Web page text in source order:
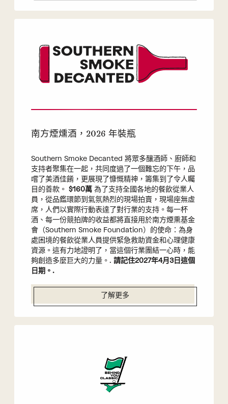
南方煙燻酒，2026 年裝瓶
Southern Smoke Decanted 將眾多釀酒師、廚師和
支持者聚集在一起，共同度過了一個難忘的下午，品
嚐了美酒佳餚，更展現了慷慨精神，籌集到了令人矚
目的善款。 $160萬為了支持全國各地的餐飲從業人
員，從品鑑環節到氣氛熱烈的現場拍賣，現場座無虛
席，人們以實際行動表達了對行業的支持。每一杯
酒、每一份競拍牌的收益都將直接用於南方煙熏基金
會（Southern Smoke Foundation）的使命：為身
處困境的餐飲從業人員提供緊急救助資金和心理健康
資源。這有力地證明了，當這個行業團結一心時，能
夠創造多麼巨大的力量。. 請記住2027年4月3日這個
日期。.
了解更多